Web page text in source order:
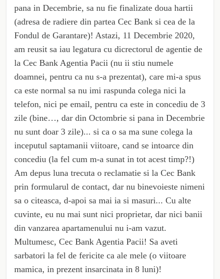
pana in Decembrie, sa nu fie finalizate doua hartii
(adresa de radiere din partea Cec Bank si cea de la
Fondul de Garantare)! Astazi, 11 Decembrie 2020,
am reusit sa iau legatura cu dicrectorul de agentie de
la Cec Bank Agentia Pacii (nu ii stiu numele
doamnei, pentru ca nu s-a prezentat), care mi-a spus
ca este normal sa nu imi raspunda colega nici la
telefon, nici pe email, pentru ca este in concediu de 3
zile (bine…, dar din Octombrie si pana in Decembrie
nu sunt doar 3 zile)... si ca o sa ma sune colega la
inceputul saptamanii viitoare, cand se intoarce din
concediu (la fel cum m-a sunat in tot acest timp?!)
Am depus luna trecuta o reclamatie si la Cec Bank
prin formularul de contact, dar nu binevoieste nimeni
sa o citeasca, d-apoi sa mai ia si masuri... Cu alte
cuvinte, eu nu mai sunt nici proprietar, dar nici banii
din vanzarea apartamenului nu i-am vazut.
Multumesc, Cec Bank Agentia Pacii! Sa aveti
sarbatori la fel de fericite ca ale mele (o viitoare
mamica, in prezent insarcinata in 8 luni)!